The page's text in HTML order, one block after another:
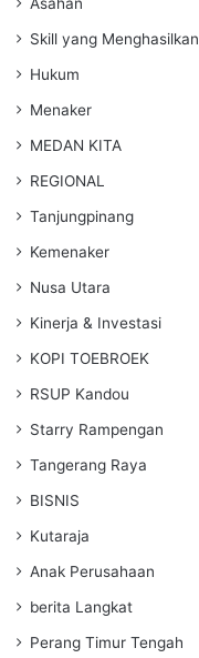
Skill yang Menghasilkan
Hukum
Menaker
MEDAN KITA
REGIONAL
Tanjungpinang
Kemenaker
Nusa Utara
Kinerja & Investasi
KOPI TOEBROEK
RSUP Kandou
Starry Rampengan
Tangerang Raya
BISNIS
Kutaraja
Anak Perusahaan
berita Langkat
Perang Timur Tengah